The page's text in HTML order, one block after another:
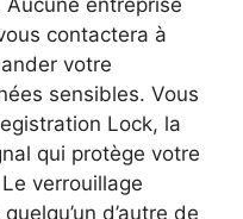
entreprise
contactera à
votre
sensibles. Vous
Lock, la
qui protège votre
verrouillage
d’autre de